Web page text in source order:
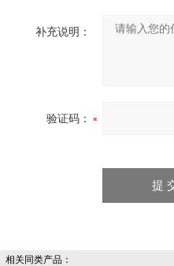
补充说明：
验证码：
相关同类产品：